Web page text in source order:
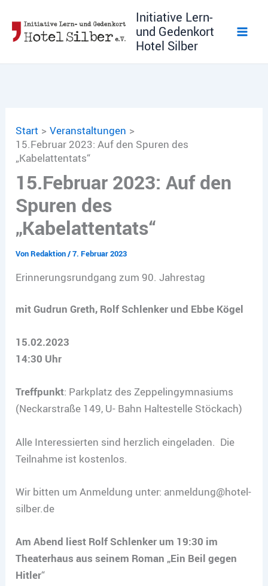
Inhalt
springen
Initiative Lern-
und Gedenkort
Hotel Silber
Start
Veranstaltungen
15.Februar 2023: Auf den Spuren des
„Kabelattentats“
15.Februar 2023: Auf den
Spuren des
„Kabelattentats“
VonRedaktion/7. Februar 2023
Erinnerungsrundgang zum 90. Jahrestag
mit Gudrun Greth, Rolf Schlenker und Ebbe Kögel
15.02.2023
14:30 Uhr
Treffpunkt: Parkplatz des Zeppelingymnasiums
(Neckarstraße 149, U- Bahn Haltestelle Stöckach)
Alle Interessierten sind herzlich eingeladen. Die
Teilnahme ist kostenlos.
Wir bitten um Anmeldung unter: anmeldung@hotel-
silber.de
Am Abend liest Rolf Schlenker um 19:30 im
Theaterhaus aus seinem Roman „Ein Beil gegen
Hitler“